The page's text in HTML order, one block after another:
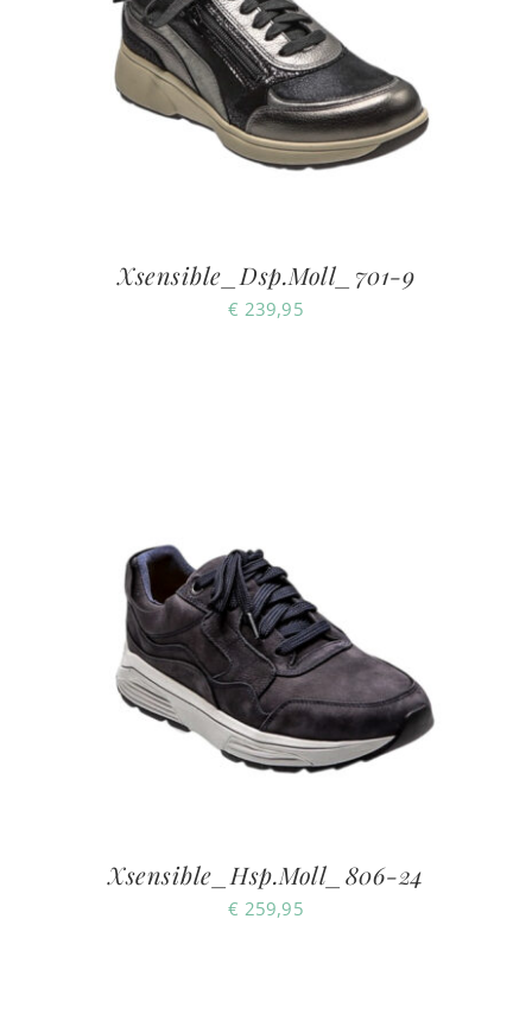
Xsensible_Dsp.Moll_701-9
€ 239,95
Xsensible_Hsp.Moll_806-24
€ 259,95